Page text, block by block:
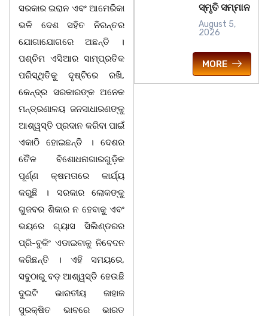
ସରକାର ଇରାନ ଏବଂ ଆମେରିକା
ଭଳି ଦେଶ ସହିତ ନିରନ୍ତର
ଯୋଗାଯୋଗରେ ଅଛନ୍ତି ।
ପଶ୍ଚିମ ଏସିଆର ସାମ୍ପ୍ରତିକ
ପରିସ୍ଥିତିକୁ ଦୃଷ୍ଟିରେ ରଖି,
କେନ୍ଦ୍ର ସରକାରଙ୍କ ଅନେକ
ମନ୍ତ୍ରଣାଳୟ ଜନସାଧାରଣଙ୍କୁ
ଆଶ୍ୱସ୍ତି ପ୍ରଦାନ କରିବା ପାଇଁ
ଏକାଠି ହୋଇଛନ୍ତି । ଦେଶର
ତୈଳ ବିଶୋଧନାଗାରଗୁଡ଼ିକ
ପୂର୍ଣ୍ଣ କ୍ଷମତାରେ କାର୍ଯ୍ୟ
କରୁଛି । ସରକାର ଲୋକଙ୍କୁ
ଗୁଜବର ଶିକାର ନ ହେବାକୁ ଏବଂ
ଭୟରେ ଗ୍ୟାସ ସିଲିଣ୍ଡରର
ପ୍ରି-ବୁକିଂ ଏଡାଇବାକୁ ନିବେଦନ
କରିଛନ୍ତି । ଏହି ସମୟରେ,
ସବୁଠାରୁ ବଡ଼ ଆଶ୍ୱସ୍ତି ହେଉଛି
ଦୁଇଟି ଭାରତୀୟ ଜାହାଜ
ସୁରକ୍ଷିତ ଭାବରେ ଭାରତ
ସ୍ମୃତି ସମ୍ମାନ
August 5,
2026
MORE